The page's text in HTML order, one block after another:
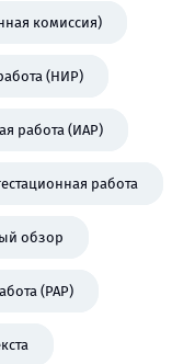
комиссия)
(НИР)
работа (ИАР)
работа
обзор
(РАР)